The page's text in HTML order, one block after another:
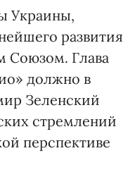
Украины,
развития
Союзом. Глава
должно в
Зеленский
стремлений
перспективе